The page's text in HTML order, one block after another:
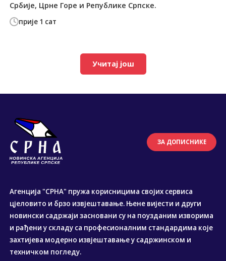
прије 1 сат
Србије, Црне Горе и Републике Српске.
Учитај још
ЗА ДОПИСНИКЕ
Агенција "СРНА" пружа корисницима својих сервиса
цјеловито и брзо извјештавање. Њене вијести и други
новински садржаји засновани су на поузданим изворима
и рађени у складу са професионалним стандардима које
захтијева модерно извјештавање у садржинском и
техничком погледу.